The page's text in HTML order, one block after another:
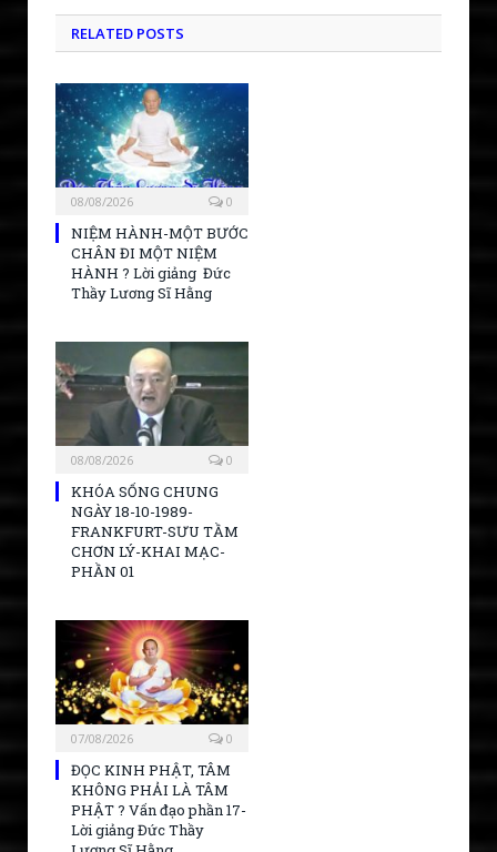
RELATED POSTS
08/08/2026 0
NIỆM HÀNH-MỘT BƯỚC
CHÂN ĐI MỘT NIỆM
HÀNH ? Lời giảng Đức
Thầy Lương Sĩ Hằng
08/08/2026 0
KHÓA SỐNG CHUNG
NGÀY 18-10-1989-
FRANKFURT-SƯU TẦM
CHƠN LÝ-KHAI MẠC-
PHẦN 01
07/08/2026 0
ĐỌC KINH PHẬT, TÂM
KHÔNG PHẢI LÀ TÂM
PHẬT ? Vấn đạo phần 17-
Lời giảng Đức Thầy